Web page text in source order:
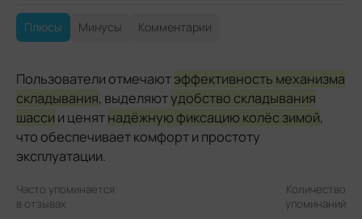
Плюсы Минусы Комментарии
Пользователи отмечаютэффективность механизма
складывания, выделяютудобство складывания
шасси и ценятнадёжную фиксацию колёс зимой,
что обеспечивает комфорт и простоту
эксплуатации.
Часто упоминается
в отзывах
Количество
упоминаний